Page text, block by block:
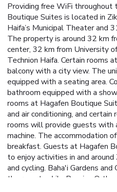
Providing free WiFi throughout
Boutique Suites is located in
Haifa’s Municipal Theater and
The property is around 32 km
center, 32 km from University
Technion Haifa. Certain rooms
balcony with a city view. The
equipped with a seating area.
bathroom equipped with a
rooms at Hagafen Boutique
and air conditioning, and
rooms will provide guests with
machine. The accommodation
breakfast. Guests at Hagafen
to enjoy activities in and around
and cycling. Baha'i Gardens
the resort, while Russian